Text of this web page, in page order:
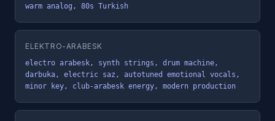
warm analog, 80s Turkish
ELEKTRO-ARABESK
electro arabesk, synth strings, drum machine,
darbuka, electric saz, autotuned emotional vocals,
minor key, club-arabesk energy, modern production